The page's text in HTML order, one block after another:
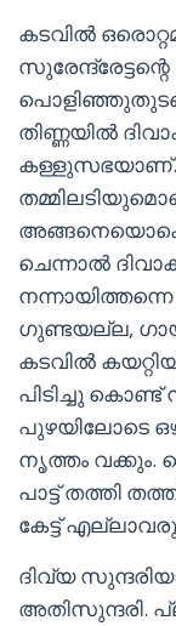
കടവിൽ
തിണ്ണയിൽ
കള്ളുസഭയാണ്.
ചെന്നാൽ
ഗുണ്ടയല്ല,
കടവിൽ
പിടിച്ചു കൊണ്ട്
പുഴയിലോടെ
നൃത്തം വക്കും.
പാട്ട് തത്തി
കേട്ട്
ദിവ്യ
അതിസുന്ദരി.